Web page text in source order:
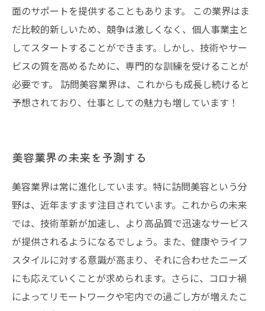
面のサポートを提供することもあります。 この業界はま
だ比較的新しいため、競争は激しくなく、個人事業主と
してスタートすることができます。しかし、技術やサー
ビスの質を高めるために、専門的な訓練を受けることが
必要です。 訪問美容業界は、これからも成長し続けると
予想されており、仕事としての魅力も増しています！
美容業界の未来を予測する
美容業界は常に進化しています。特に訪問美容という分
野は、近年ますます注目されています。これからの未来
では、技術革新が加速し、より高品質で迅速なサービス
が提供されるようになるでしょう。また、健康やライフ
スタイルに対する意識が高まり、それに合わせたニーズ
にも応えていくことが求められます。さらに、コロナ禍
によってリモートワークや宅内での過ごし方が増えたこ